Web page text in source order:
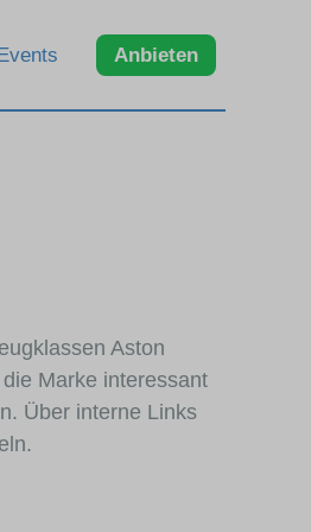
Anbieten
Aston
Marke interessant
Über interne Links